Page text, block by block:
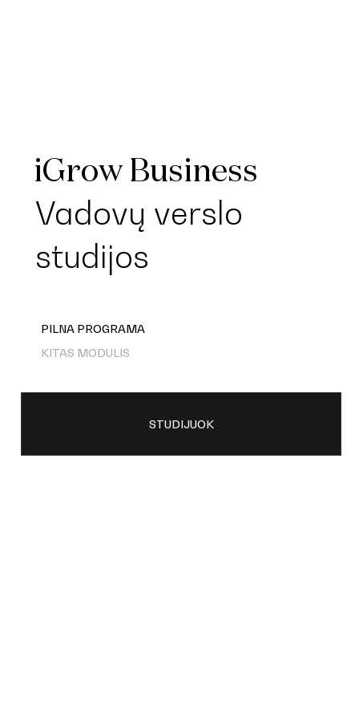
iGrow Business
Vadovų verslo
studijos
STUDIJUOK
PILNA PROGRAMA
KITAS MODULIS